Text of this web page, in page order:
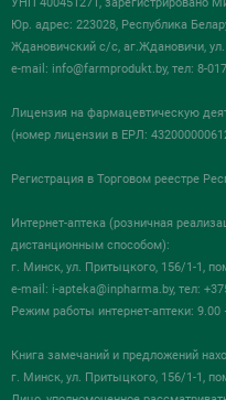
Юр. адрес: 223028, Республика
Ждановичский с/с, аг.Ждановичи,
e-mail: info@farmprodukt.by, тел: 8-
Лицензия на фармацевтическую
(номер лицензии в ЕРЛ:
Регистрация в Торговом реестре
Интернет-аптека (розничная
дистанционным способом):
г. Минск, ул. Притыцкого, 156/1-1,
e-mail: i-apteka@inpharma.by, тел:
Режим работы интернет-аптеки: 9.00
Книга замечаний и предложений
г. Минск, ул. Притыцкого, 156/1-1,